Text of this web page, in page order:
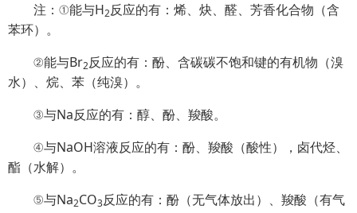
注：①能与H2反应的有：烯、炔、醛、芳香化合物（含
苯环）。
②能与Br2反应的有：酚、含碳碳不饱和键的有机物（溴
水）、烷、苯（纯溴）。
③与Na反应的有：醇、酚、羧酸。
④与NaOH溶液反应的有：酚、羧酸（酸性），卤代烃、
酯（水解）。
⑤与Na2CO3反应的有：酚（无气体放出）、羧酸（有气